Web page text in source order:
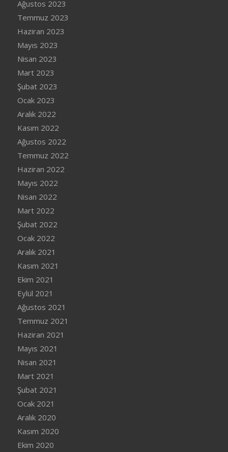
Ağustos 2023
Temmuz 2023
Haziran 2023
Mayıs 2023
Nisan 2023
Mart 2023
Şubat 2023
Ocak 2023
Aralık 2022
Kasım 2022
Ağustos 2022
Temmuz 2022
Haziran 2022
Mayıs 2022
Nisan 2022
Mart 2022
Şubat 2022
Ocak 2022
Aralık 2021
Kasım 2021
Ekim 2021
Eylül 2021
Ağustos 2021
Temmuz 2021
Haziran 2021
Mayıs 2021
Nisan 2021
Mart 2021
Şubat 2021
Ocak 2021
Aralık 2020
Kasım 2020
Ekim 2020